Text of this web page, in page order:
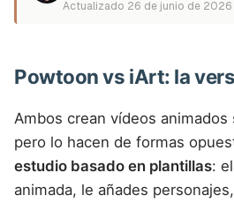
Actualizado 26 de junio de 2026
Powtoon vs iArt: la
Ambos crean vídeos
pero lo hacen de formas
estudio basado en plantillas:
animada, le añades